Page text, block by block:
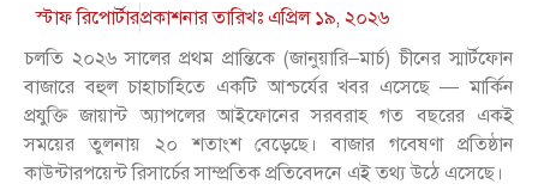
স্টাফ রিপোর্টারপ্রকাশনার তারিখঃএপ্রিল ১৯, ২০২৬
চলতি ২০২৬ সালের প্রথম প্রান্তিকে (জানুয়ারি–মার্চ) চীনের স্মার্টফোন
বাজারে বহুল চাহাচাহিতে একটি আশ্চর্যের খবর এসেছে — মার্কিন
প্রযুক্তি জায়ান্ট অ্যাপলের আইফোনের সরবরাহ গত বছরের একই
সময়ের তুলনায় ২০ শতাংশ বেড়েছে। বাজার গবেষণা প্রতিষ্ঠান
কাউন্টারপয়েন্ট রিসার্চের সাম্প্রতিক প্রতিবেদনে এই তথ্য উঠে এসেছে।